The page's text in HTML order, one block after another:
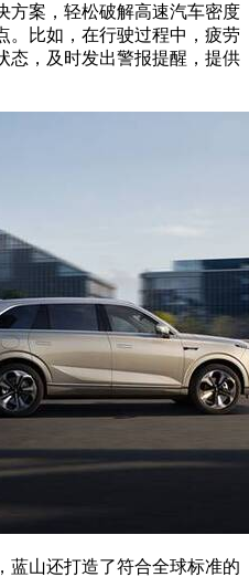
方案，轻松破解高速汽车密度
。比如，在行驶过程中，疲劳
态，及时发出警报提醒，提供
蓝山还打造了符合全球标准的